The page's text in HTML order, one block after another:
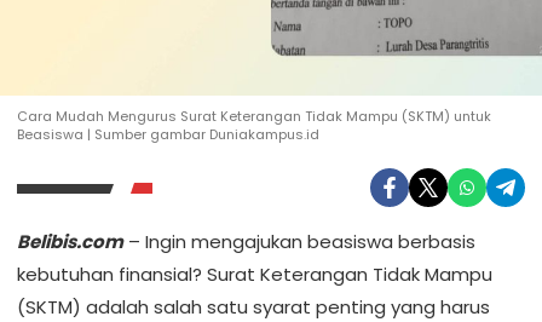
Cara Mudah Mengurus Surat Keterangan Tidak Mampu (SKTM) untuk
Beasiswa | Sumber gambar Duniakampus.id
Belibis.com– Ingin mengajukan beasiswa berbasis
kebutuhan finansial? Surat Keterangan Tidak Mampu
(SKTM) adalah salah satu syarat penting yang harus